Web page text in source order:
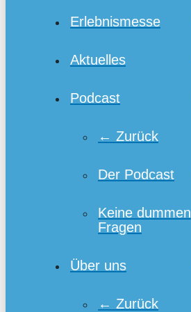
Erlebnismesse
Aktuelles
Podcast
← Zurück
Der Podcast
Keine dummen
Fragen
Über uns
← Zurück